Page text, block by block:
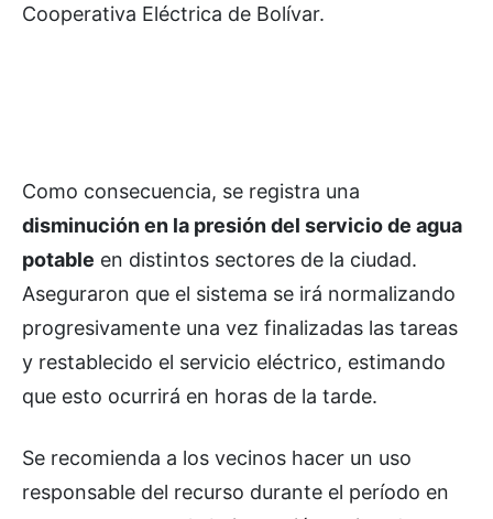
Cooperativa Eléctrica de Bolívar.
Como consecuencia, se registra una
disminución en la presión del servicio de agua
potable en distintos sectores de la ciudad.
Aseguraron que el sistema se irá normalizando
progresivamente una vez finalizadas las tareas
y restablecido el servicio eléctrico, estimando
que esto ocurrirá en horas de la tarde.
Se recomienda a los vecinos hacer un uso
responsable del recurso durante el período en